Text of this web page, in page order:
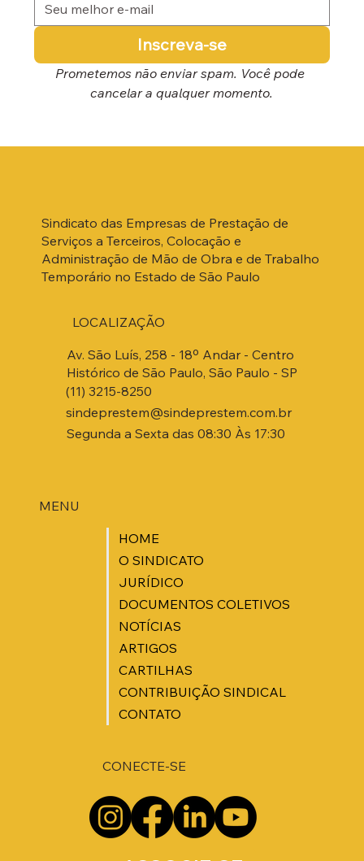
Inscreva-se
Prometemos não enviar spam. Você pode
cancelar a qualquer momento.
Sindicato das Empresas de Prestação de
Serviços a Terceiros, Colocação e
Administração de Mão de Obra e de Trabalho
Temporário no Estado de São Paulo
MENU
HOME
O SINDICATO
JURÍDICO
DOCUMENTOS COLETIVOS
NOTÍCIAS
ARTIGOS
CARTILHAS
CONTRIBUIÇÃO SINDICAL
CONTATO
Av. São Luís, 258 - 18º Andar - Centro
Histórico de São Paulo, São Paulo - SP
(11) 3215-8250
sindeprestem@sindeprestem.com.br
Segunda a Sexta das 08:30 Às 17:30
LOCALIZAÇÃO
CONECTE-SE